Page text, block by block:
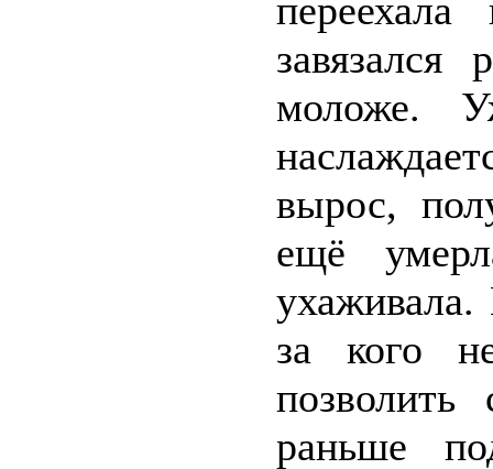
моложе.
вырос,
ещё
за кого
раньше